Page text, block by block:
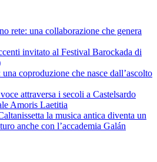
rete: una collaborazione che genera
invitato al Festival Barockada di
coproduzione che nasce dall’ascolto
attraversa i secoli a Castelsardo
Amoris Laetitia
la musica antica diventa un
anche con l’accademia Galán